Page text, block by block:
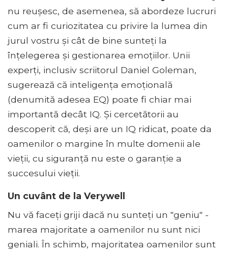
nu reușesc, de asemenea, să abordeze lucruri
cum ar fi curiozitatea cu privire la lumea din
jurul vostru și cât de bine sunteți la
înțelegerea și gestionarea emoțiilor. Unii
experți, inclusiv scriitorul Daniel Goleman,
sugerează că inteligența emoțională
(denumită adesea EQ) poate fi chiar mai
importantă decât IQ. Și cercetătorii au
descoperit că, deși are un IQ ridicat, poate da
oamenilor o margine în multe domenii ale
vieții, cu siguranță nu este o garanție a
succesului vieții.
Un cuvânt de la Verywell
Nu vă faceți griji dacă nu sunteți un "geniu" -
marea majoritate a oamenilor nu sunt nici
geniali. În schimb, majoritatea oamenilor sunt